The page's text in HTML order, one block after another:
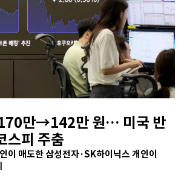
만→142만 원… 미국 반
스피 주춤
이 매도한 삼성전자·SK하이닉스 개인이